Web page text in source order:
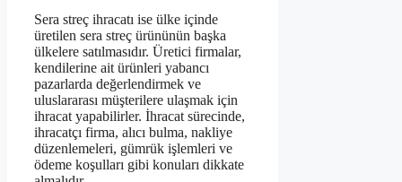
Sera streç ihracatı ise ülke içinde
üretilen sera streç ürününün başka
ülkelere satılmasıdır. Üretici firmalar,
kendilerine ait ürünleri yabancı
pazarlarda değerlendirmek ve
uluslararası müşterilere ulaşmak için
ihracat yapabilirler. İhracat sürecinde,
ihracatçı firma, alıcı bulma, nakliye
düzenlemeleri, gümrük işlemleri ve
ödeme koşulları gibi konuları dikkate